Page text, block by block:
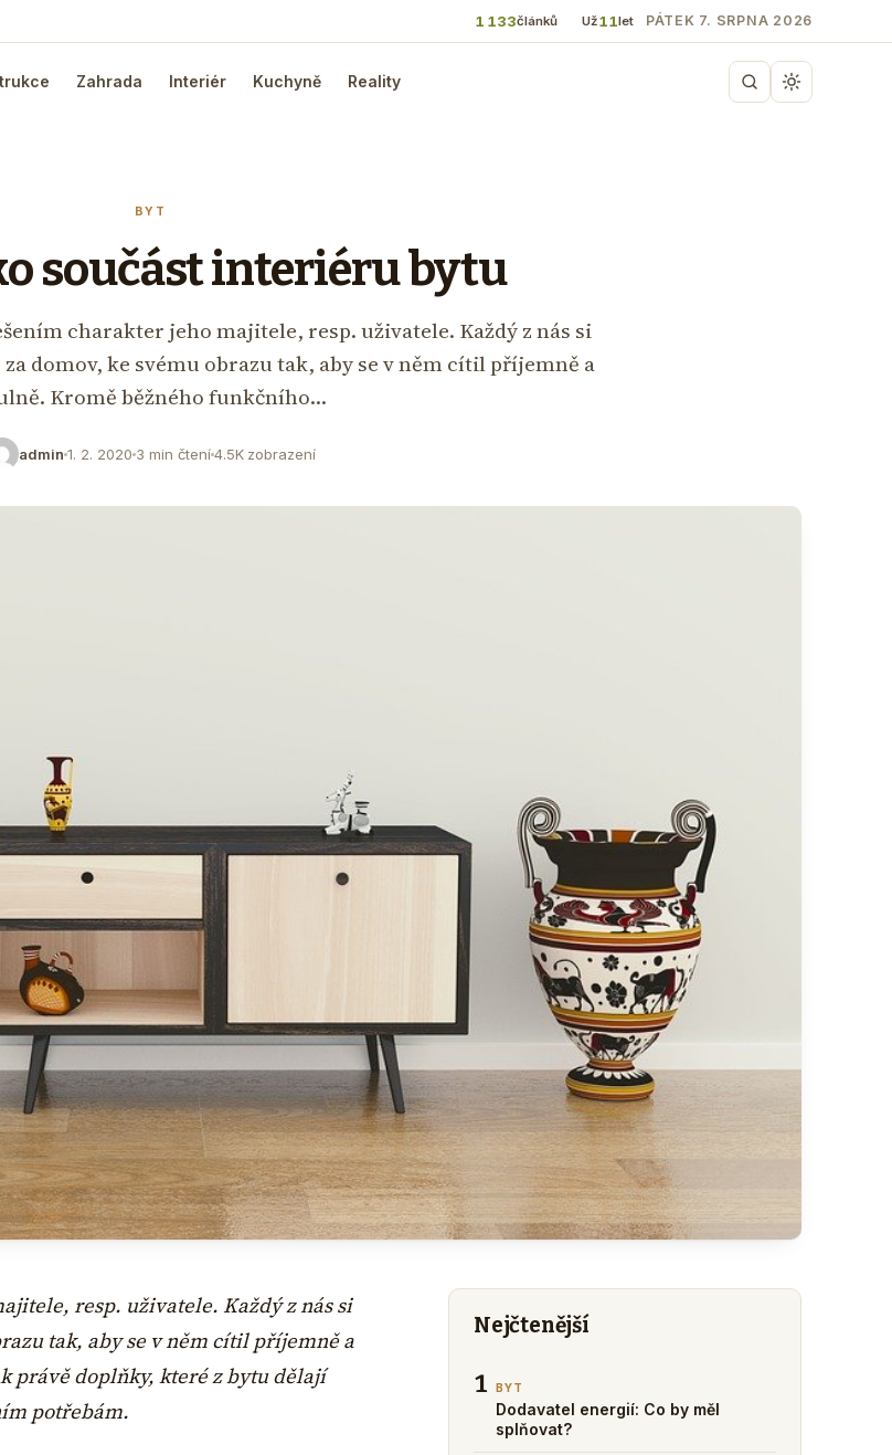
1 133článků Už11let PÁTEK 7. SRPNA 2026
Zahrada Interiér Kuchyně Reality
BYT
součást interiéru bytu
charakter jeho majitele, resp. uživatele. Každý z nás si
domov, ke svému obrazu tak, aby se v něm cítil příjemně a
Kromě běžného funkčního…
admin 1. 2. 2020 3 min čtení4.5K zobrazení
resp. uživatele. Každý z nás si
tak, aby se v něm cítil příjemně a
právě doplňky, které z bytu dělají
potřebám.
Nejčtenější
1 BYT
Dodavatel energií: Co by měl
splňovat?